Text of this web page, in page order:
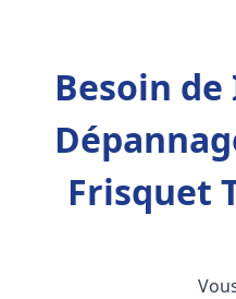
Besoin
Frisquet